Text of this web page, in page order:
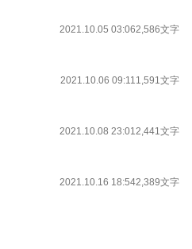
2021.10.05 03:062,586文字
2021.10.06 09:111,591文字
2021.10.08 23:012,441文字
2021.10.16 18:542,389文字